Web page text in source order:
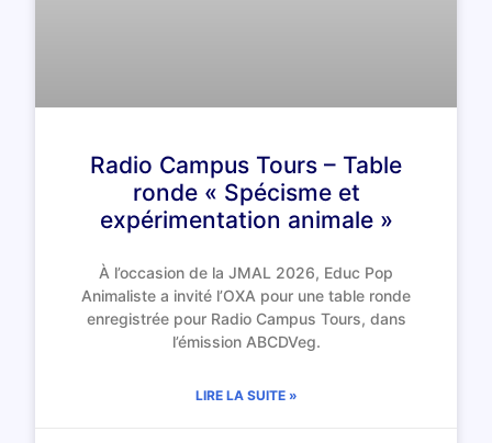
Radio Campus Tours – Table
ronde « Spécisme et
expérimentation animale »
À l’occasion de la JMAL 2026, Educ Pop
Animaliste a invité l’OXA pour une table ronde
enregistrée pour Radio Campus Tours, dans
l’émission ABCDVeg.
LIRE LA SUITE »